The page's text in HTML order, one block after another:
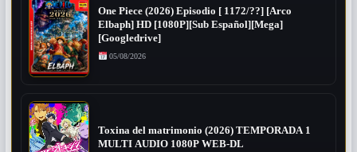
One Piece (2026) Episodio [ 1172/??] [Arco
Elbaph] HD [1080P][Sub Español][Mega]
[Googledrive]
05/08/2026
Toxina del matrimonio (2026) TEMPORADA 1
MULTI AUDIO 1080P WEB-DL